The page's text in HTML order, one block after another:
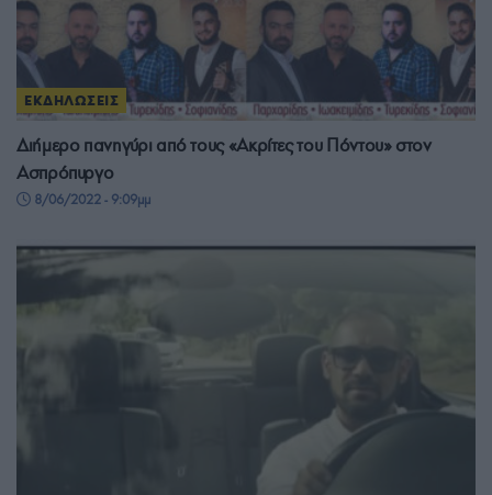
ΕΚΔΗΛΩΣΕΙΣ
Διήμερο πανηγύρι από τους «Ακρίτες του Πόντου» στον
Ασπρόπυργο
8/06/2022 - 9:09μμ